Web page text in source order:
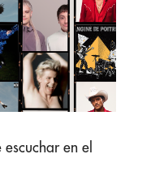
en el